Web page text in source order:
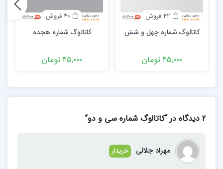
42 فروش
کاتالوگ شماره چهل و شش
45,000 تومان
40 فروش
کاتالوگ شماره هجده
45,000 تومان
2 دیدگاه در “کاتالوگ شماره سی و دو”
مهراد جلالی خریدار